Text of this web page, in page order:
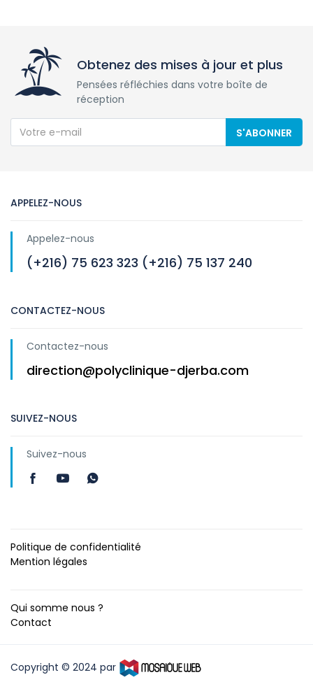
Obtenez des mises à jour et plus
Pensées réfléchies dans votre boîte de
réception
S'ABONNER
APPELEZ-NOUS
Appelez-nous
(+216) 75 623 323 (+216) 75 137 240
CONTACTEZ-NOUS
Contactez-nous
direction@polyclinique-djerba.com
SUIVEZ-NOUS
Suivez-nous
Politique de confidentialité
Mention légales
Qui somme nous ?
Contact
Copyright © 2024 par